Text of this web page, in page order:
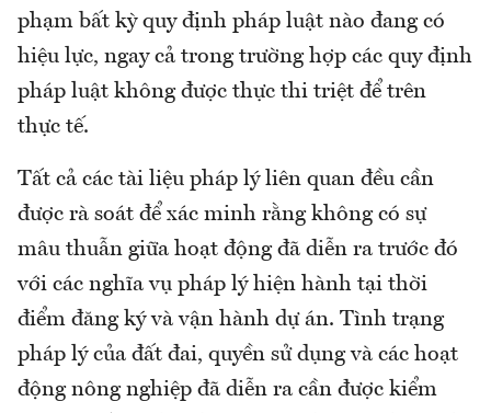
phạm bất kỳ quy định pháp luật nào đang có
hiệu lực, ngay cả trong trường hợp các quy định
pháp luật không được thực thi triệt để trên
thực tế.
Tất cả các tài liệu pháp lý liên quan đều cần
được rà soát để xác minh rằng không có sự
mâu thuẫn giữa hoạt động đã diễn ra trước đó
với các nghĩa vụ pháp lý hiện hành tại thời
điểm đăng ký và vận hành dự án. Tình trạng
pháp lý của đất đai, quyền sử dụng và các hoạt
động nông nghiệp đã diễn ra cần được kiểm